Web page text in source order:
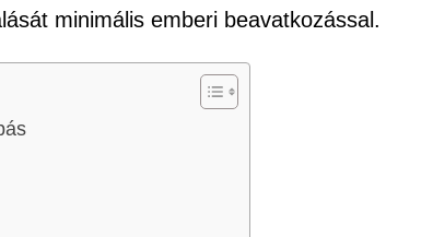
minimális emberi beavatkozással.